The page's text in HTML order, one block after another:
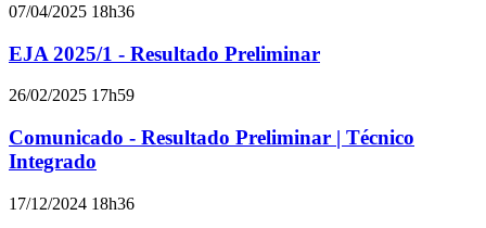
07/04/2025 18h36
EJA 2025/1 - Resultado Preliminar
26/02/2025 17h59
Comunicado - Resultado Preliminar | Técnico
Integrado
17/12/2024 18h36